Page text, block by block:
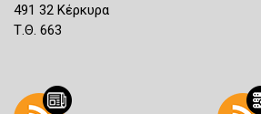
491 32 Κέρκυρα
Τ.Θ. 663